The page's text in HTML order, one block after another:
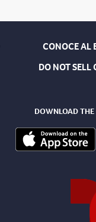
CONOCE AL
DO NOT SELL
DOWNLOAD